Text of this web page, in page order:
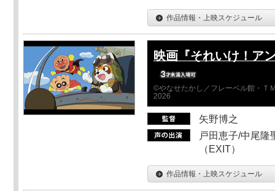
作品情報・上映スケジュール
映画『それいけ！ア
©やなせたかし／フレーベル館・Ｔ
2026
矢野博之
戸田恵子/中尾隆
（EXIT）
作品情報・上映スケジュール